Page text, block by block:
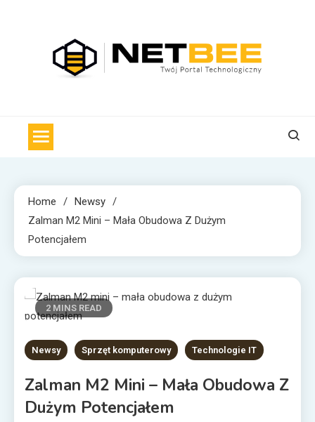
Home
Newsy
Zalman M2 Mini – Mała Obudowa Z Dużym
Potencjałem
2 MINS READ
Newsy Sprzęt komputerowy Technologie IT
Zalman M2 Mini – Mała Obudowa Z
Dużym Potencjałem